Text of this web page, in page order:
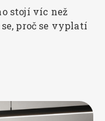
stojí víc než
proč se vyplatí